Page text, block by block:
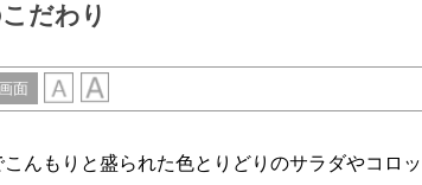
だわり
面
んもりと盛られた色とりどりのサラダやコロッ